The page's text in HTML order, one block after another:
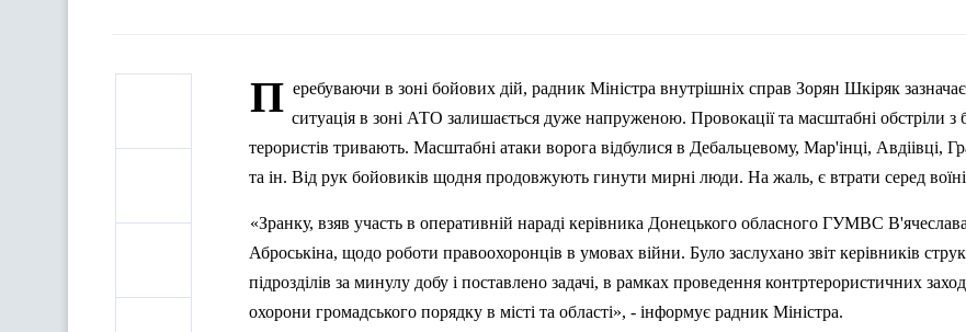
П еребуваючи в зоні бойових дій, радник Міністра внутрішніх справ Зорян Шкіряк
ситуація в зоні АТО залишається дуже напруженою. Провокації та масштабні обстріли з
терористів тривають. Масштабні атаки ворога відбулися в Дебальцевому, Мар'інці, Авдіівці,
та ін. Від рук бойовиків щодня продовжують гинути мирні люди. На жаль, є втрати серед
«Зранку, взяв участь в оперативній нараді керівника Донецького обласного ГУМВС В'ячеслава
Аброськіна, щодо роботи правоохоронців в умовах війни. Було заслухано звіт керівників
підрозділів за минулу добу і поставлено задачі, в рамках проведення контртерористичних
охорони громадського порядку в місті та області», - інформує радник Міністра.